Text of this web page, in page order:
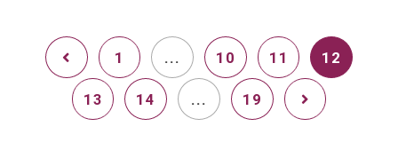
1 ... 10 11
12
13
14 ... 19